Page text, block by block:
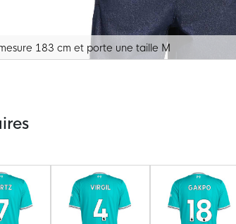
183 cm et porte une taille M